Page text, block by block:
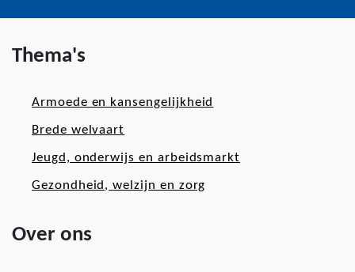
Thema's
Armoede en kansengelijkheid
Brede welvaart
Jeugd, onderwijs en arbeidsmarkt
Gezondheid, welzijn en zorg
Over ons